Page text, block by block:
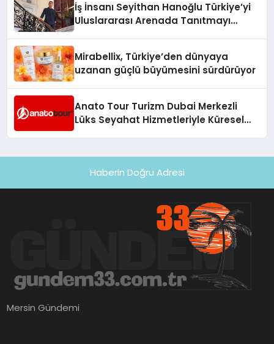
İş İnsanı Seyithan Hanoğlu Türkiye’yi
Uluslararası Arenada Tanıtmayı
Mirabellix, Türkiye’den dünyaya
uzanan güçlü büyümesini sürdürüyor
Anato Tour Turizm Dubai Merkezli
Lüks Seyahat Hizmetleriyle Küresel
Haberin Doğru Adresi
Mersin Gündemi